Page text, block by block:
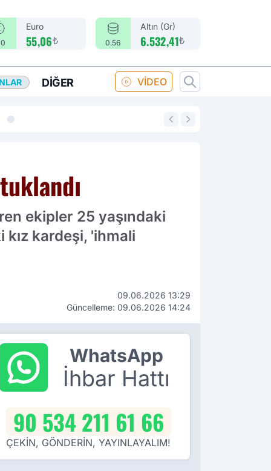
Euro
55,06₺ 0.56
Altın (Gr)
6.532,41₺
DIĞER VİDEO
14:18
ekipler 25 yaşındaki
kız kardeşi, 'ihmali
09.06.2026 13:29
Güncelleme: 09.06.2026 14:24
WhatsApp
İhbar Hattı
90 534 211 61 66
ÇEKİN, GÖNDERİN, YAYINLAYALIM!